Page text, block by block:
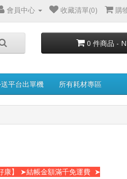
會員中心 收藏清單(0) 購
0 件商品 -
平台出單機 所有耗材專區
金額滿千免運費 ➤筆筆消費享1%紅